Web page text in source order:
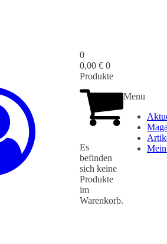
0
0,00 € 0
Produkte
Es
befinden
sich keine
Produkte
im
Warenkorb.
Menu